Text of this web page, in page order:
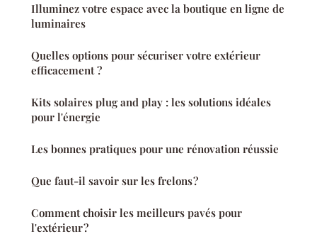
Illuminez votre espace avec la boutique en ligne de
luminaires
Quelles options pour sécuriser votre extérieur
efficacement ?
Kits solaires plug and play : les solutions idéales
pour l'énergie
Les bonnes pratiques pour une rénovation réussie
Que faut-il savoir sur les frelons ?
Comment choisir les meilleurs pavés pour
l'extérieur ?